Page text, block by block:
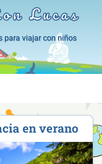
Lucas
para viajar con niños
en verano